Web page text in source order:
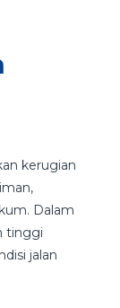
kerugian
Dalam
tinggi
jalan